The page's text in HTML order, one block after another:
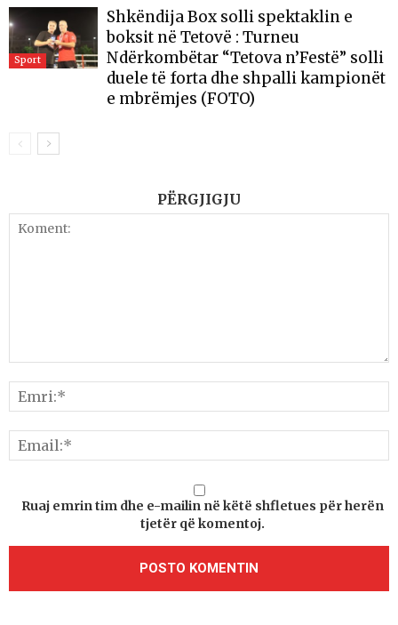
Sport
Shkëndija Box solli spektaklin e
boksit në Tetovë : Turneu
Ndërkombëtar “Tetova n’Festë” solli
duele të forta dhe shpalli kampionët
e mbrëmjes (FOTO)
PËRGJIGJU
Ruaj emrin tim dhe e-mailin në këtë shfletues për herën
tjetër që komentoj.